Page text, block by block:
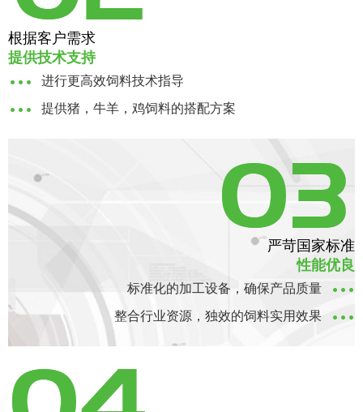
根据客户需求
提供技术支持
进行更高效饲料技术指导
提供猪，牛羊，鸡饲料的搭配方案
严苛国家标准
性能优良
标准化的加工设备，确保产品质量
整合行业资源，独效的饲料实用效果